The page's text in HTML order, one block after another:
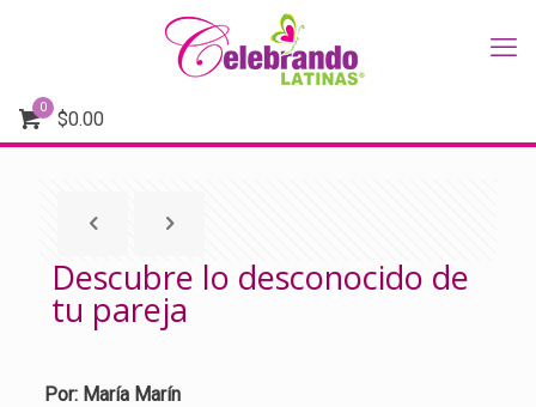
0
$0.00
Descubre lo desconocido de
tu pareja
Por: María Marín